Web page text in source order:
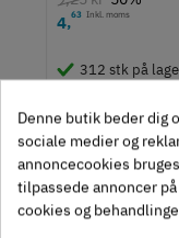
Mål på fod
TilstandNy
4,63 Inkl. moms
312 stk på
Se også
Denne butik beder dig
sociale medier og
annoncecookies
tilpassede annoncer
cookies og